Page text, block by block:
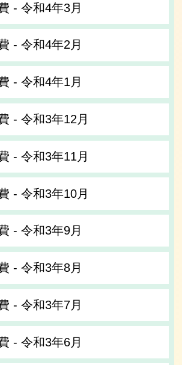
‐ 令和4年3月
‐ 令和4年2月
‐ 令和4年1月
‐ 令和3年12月
‐ 令和3年11月
‐ 令和3年10月
‐ 令和3年9月
‐ 令和3年8月
‐ 令和3年7月
‐ 令和3年6月